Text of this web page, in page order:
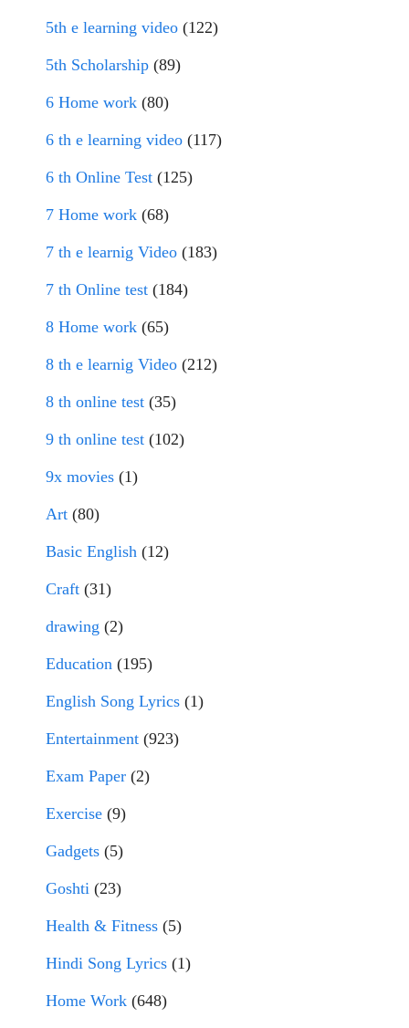
5th e learning video (122)
5th Scholarship (89)
6 Home work (80)
6 th e learning video (117)
6 th Online Test (125)
7 Home work (68)
7 th e learnig Video (183)
7 th Online test (184)
8 Home work (65)
8 th e learnig Video (212)
8 th online test (35)
9 th online test (102)
9x movies (1)
Art (80)
Basic English (12)
Craft (31)
drawing (2)
Education (195)
English Song Lyrics (1)
Entertainment (923)
Exam Paper (2)
Exercise (9)
Gadgets (5)
Goshti (23)
Health & Fitness (5)
Hindi Song Lyrics (1)
Home Work (648)